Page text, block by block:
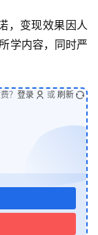
，变现效果因人
学内容，同时严
？ 登录 或 刷新